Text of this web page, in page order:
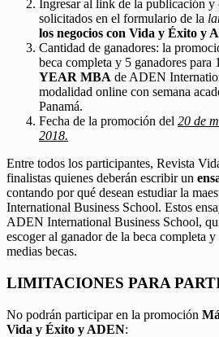
Ingresar al link de la publicación y
solicitados en el formulario de la
los negocios con Vida y Éxito y
Cantidad de ganadores: la
beca completa y 5 ganadores para
YEAR MBA de ADEN
modalidad online con semana
Panamá.
Fecha de la promoción del 20 de
2018.
Entre todos los participantes, Revista
finalistas quienes deberán escribir un
contando por qué desean estudiar la
International Business School. Estos
ADEN International Business School,
escoger al ganador de la beca completa
medias becas.
LIMITACIONES PARA
No podrán participar en la promoción
Vida y Éxito y ADEN: